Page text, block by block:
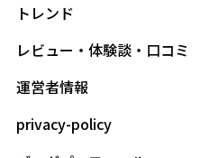
トレンド
レビュー・体験談・口コミ
運営者情報
privacy-policy